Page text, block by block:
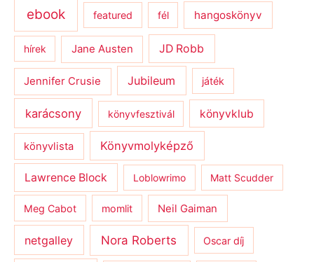
ebook featured fél hangoskönyv
hírek Jane Austen JD Robb
Jennifer Crusie Jubileum játék
karácsony könyvfesztivál könyvklub
könyvlista Könyvmolyképző
Lawrence Block Loblowrimo Matt Scudder
Meg Cabot momlit Neil Gaiman
netgalley Nora Roberts Oscar díj